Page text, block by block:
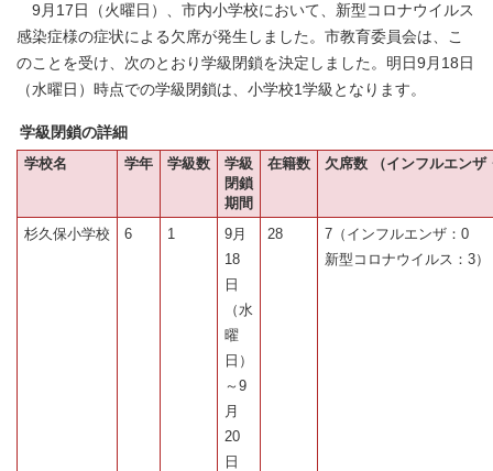
9月17日（火曜日）、市内小学校において、新型コロナウイルス
感染症様の症状による欠席が発生しました。市教育委員会は、こ
のことを受け、次のとおり学級閉鎖を決定しました。明日9月18日
（水曜日）時点での学級閉鎖は、小学校1学級となります。
学級閉鎖の詳細
学校名
学年 学級数
学級
閉鎖
期間
在籍数 欠席数 （インフルエンザ
杉久保小学校 6 1
9月
18
日
（水
曜
日）
～9
月
20
日
28
7（インフルエンザ：0
新型コロナウイルス：3）